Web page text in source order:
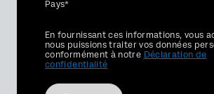
Pays*
Privacy
Optin
En fournissant ces informations, vous
nous puissions traiter vos données
conformément à notre Déclaration de
confidentialité